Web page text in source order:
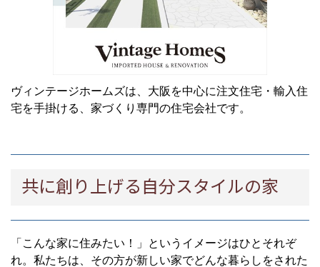
ヴィンテージホームズは、大阪を中心に注文住宅・輸入住
宅を手掛ける、家づくり専門の住宅会社です。
共に創り上げる自分スタイルの家
「こんな家に住みたい！」というイメージはひとそれぞ
れ。私たちは、その方が新しい家でどんな暮らしをされた